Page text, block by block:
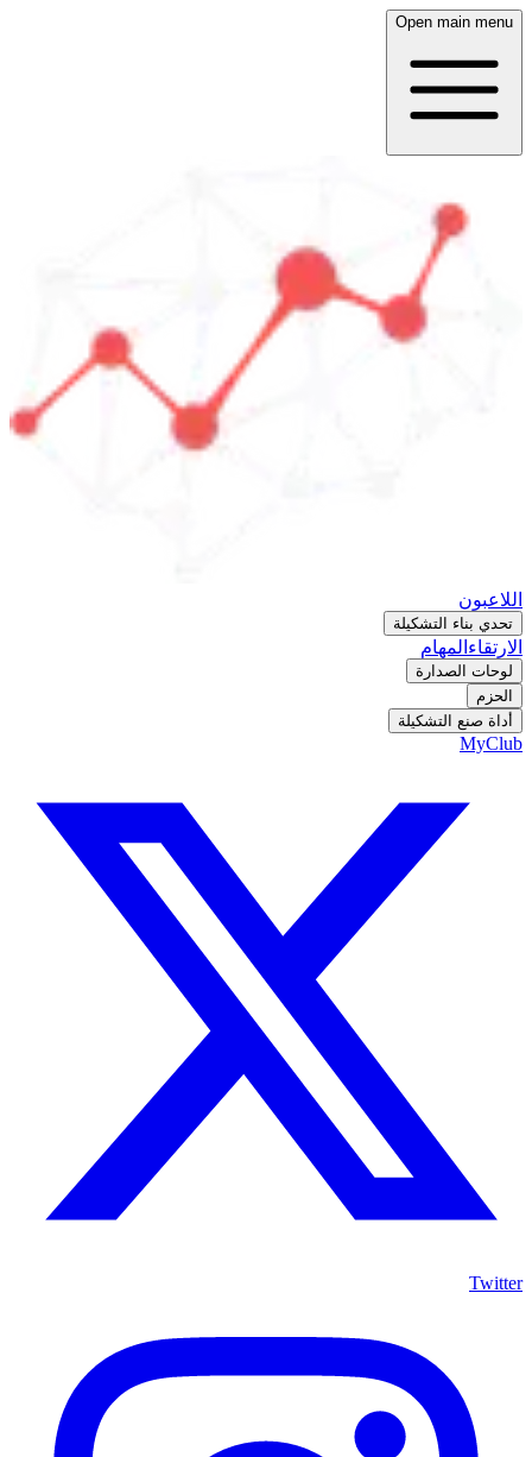
Open main menu
اللاعبون
تحدي بناء التشكيلة
الارتقاء المهام
لوحات الصدارة
الحزم
أداة صنع التشكيلة
MyClub
Twitter